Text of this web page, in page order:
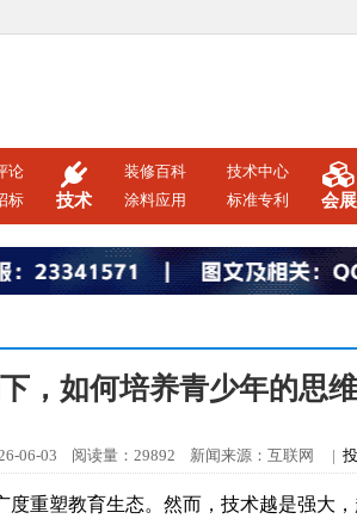
论
标 技术
装修百科
技术中心
涂料应用
标准专利 会展
，如何培养青少年的思
06-03 阅读量：29892 新闻来源：互联网 |
重塑教育生态。然而，技术越是强大